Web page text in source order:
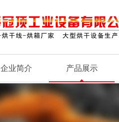
企业简介 产品展示